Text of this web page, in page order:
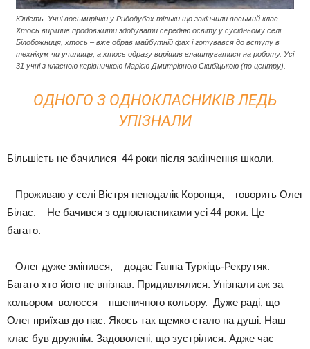
Юність. Учні восьмирічки у Ридодубах тільки що закінчили восьмий клас.
Хтось вирішив продовжити здобувати середню освіту у сусідньому селі
Білобожниця, хтось – вже обрав майбутній фах і готувався до вступу в
технікум чи училище, а хтось одразу вирішив влаштуватися на роботу. Усі
31 учні з класною керівничкою Марією Дмитрівною Скибіцькою (по центру).
ОДНОГО З ОДНОКЛАСНИКІВ ЛЕДЬ
УПІЗНАЛИ
Більшість не бачилися 44 роки після закінчення школи.
– Проживаю у селі Вістря неподалік Коропця, – говорить Олег
Білас. – Не бачився з однокласниками усі 44 роки. Це –
багато.
– Олег дуже змінився, – додає Ганна Туркіць-Рекрутяк. –
Багато хто його не впізнав. Придивлялися. Упізнали аж за
кольором волосся – пшеничного кольору. Дуже раді, що
Олег приїхав до нас. Якось так щемко стало на душі. Наш
клас був дружнім. Задоволені, що зустрілися. Адже час